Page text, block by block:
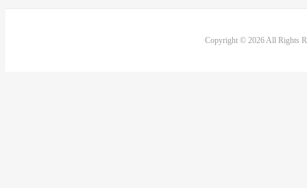
Copyright © 2026 All Rights